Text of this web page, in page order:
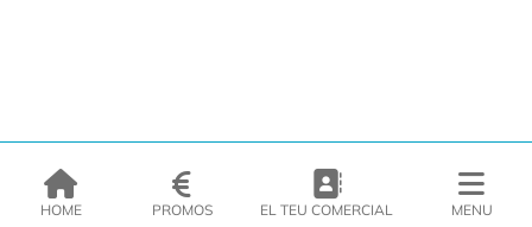
HOME PROMOS EL TEU COMERCIAL MENU